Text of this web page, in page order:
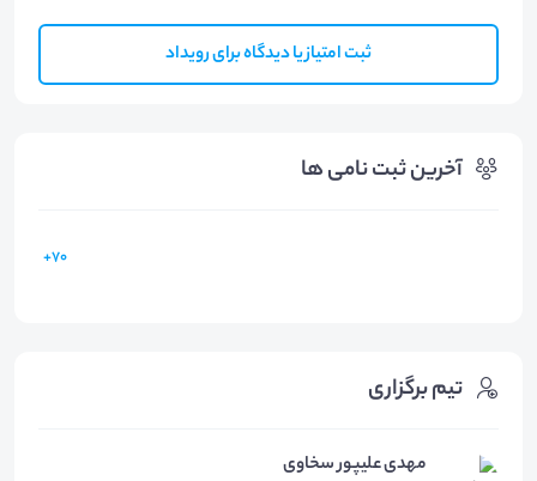
ثبت امتیاز یا دیدگاه برای رویداد
آخرین ثبت نامی ها
70+
تیم برگزاری
مهدی علیپور سخاوی